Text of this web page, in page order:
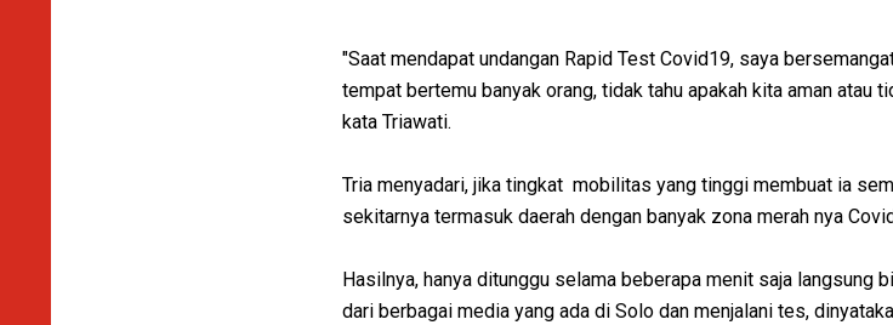
"Saat mendapat undangan Rapid Test Covid19, saya
tempat bertemu banyak orang, tidak tahu apakah kita aman atau
kata Triawati.
Tria menyadari, jika tingkat mobilitas yang tinggi membuat ia
sekitarnya termasuk daerah dengan banyak zona merah nya
Hasilnya, hanya ditunggu selama beberapa menit saja langsung
dari berbagai media yang ada di Solo dan menjalani tes,